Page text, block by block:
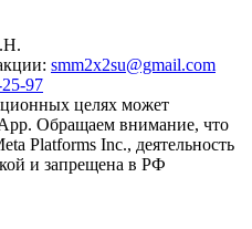
smm2x2su@gmail.com
97
целях может
Обращаем внимание, что
Platforms Inc., деятельность
и запрещена в РФ